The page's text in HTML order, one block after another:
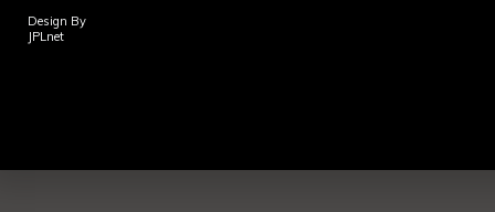
Design By
JPLnet